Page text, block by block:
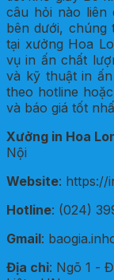
câu hỏi nào liên
bên dưới, chúng
tại xưởng Hoa
vụ in ấn chất
và kỹ thuật in
theo hotline
và báo giá tốt
Xưởng in Hoa
Nội
Website: https://
Hotline: (024)
Gmail:
Địa chỉ: Ngõ 1 -